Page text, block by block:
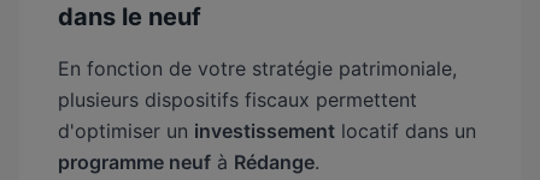
dans le neuf
En fonction de votre stratégie patrimoniale,
plusieurs dispositifs fiscaux permettent
d'optimiser un investissement locatif dans un
programme neuf à Rédange.